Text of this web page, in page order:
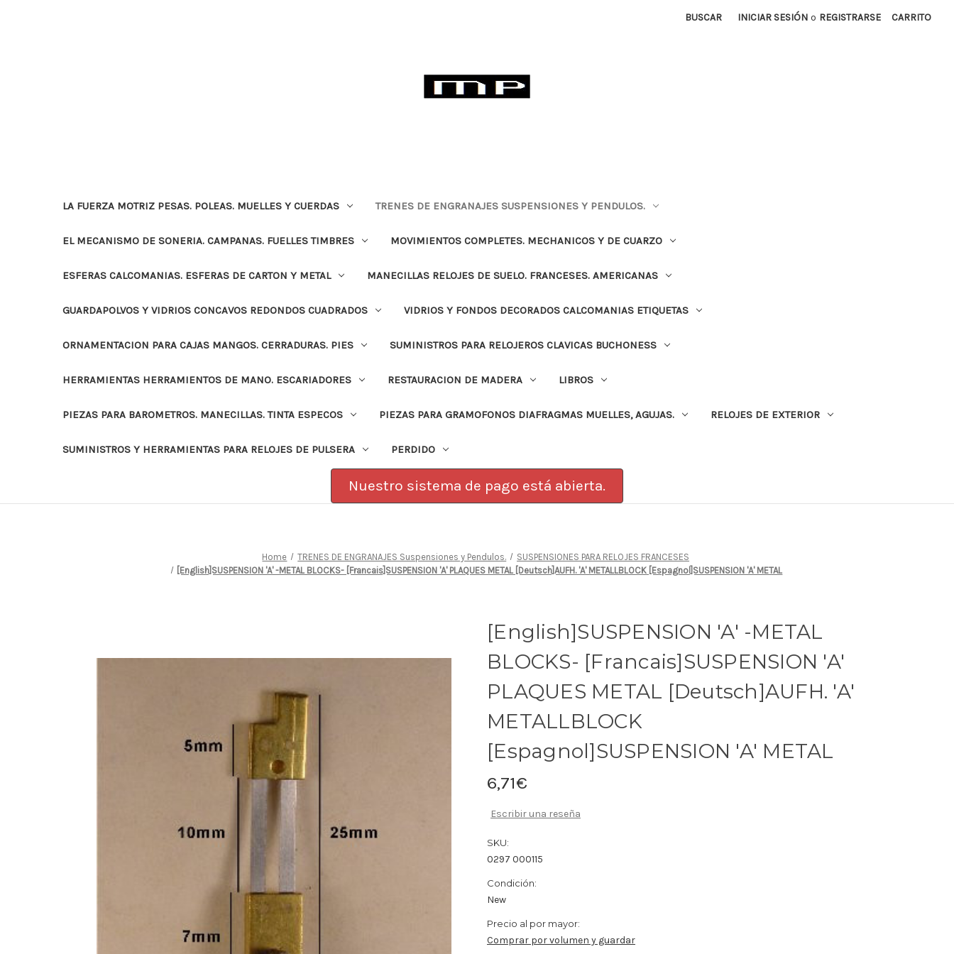
BUSCAR INICIAR SESIÓN o REGISTRARSE CARRITO
LA FUERZA MOTRIZ PESAS. POLEAS. MUELLES Y CUERDAS TRENES DE ENGRANAJES SUSPENSIONES Y PENDULOS.
EL MECANISMO DE SONERIA. CAMPANAS. FUELLES TIMBRES MOVIMIENTOS COMPLETES. MECHANICOS Y DE CUARZO
ESFERAS CALCOMANIAS. ESFERAS DE CARTON Y METAL MANECILLAS RELOJES DE SUELO. FRANCESES. AMERICANAS
GUARDAPOLVOS Y VIDRIOS CONCAVOS REDONDOS CUADRADOS VIDRIOS Y FONDOS DECORADOS CALCOMANIAS ETIQUETAS
ORNAMENTACION PARA CAJAS MANGOS. CERRADURAS. PIES SUMINISTROS PARA RELOJEROS CLAVICAS BUCHONESS
HERRAMIENTAS HERRAMIENTOS DE MANO. ESCARIADORES RESTAURACION DE MADERA LIBROS
PIEZAS PARA BAROMETROS. MANECILLAS. TINTA ESPECOS PIEZAS PARA GRAMOFONOS DIAFRAGMAS MUELLES, AGUJAS. RELOJES DE EXTERIOR
SUMINISTROS Y HERRAMIENTAS PARA RELOJES DE PULSERA PERDIDO
Nuestro sistema de pago está abierta.
Home TRENES DE ENGRANAJES Suspensiones y Pendulos.
SUSPENSIONES PARA RELOJES FRANCESES
[English]SUSPENSION 'A' -METAL BLOCKS- [Francais]SUSPENSION 'A' PLAQUES METAL [Deutsch]AUFH. 'A' METALLBLOCK [Espagnol]SUSPENSION 'A' METAL
[English]SUSPENSION 'A' -METAL
BLOCKS- [Francais]SUSPENSION 'A'
PLAQUES METAL [Deutsch]AUFH. 'A'
METALLBLOCK
[Espagnol]SUSPENSION 'A' METAL
6,71€
Escribir una reseña
SKU:
0297 000115
Condición:
New
Precio al por mayor:
Comprar por volumen y guardar